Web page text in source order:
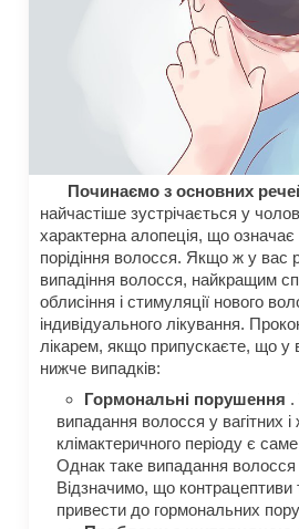
Починаємо з основних
найчастіше зустрічається у
характерна алопеція, що
порідіння волосся. Якщо ж у вас
випадіння волосся, найкращим
облисіння і стимуляції нового
індивідуального лікування.
лікарем, якщо припускаєте, що у
нижче випадків:
Гормональні порушення .
випадання волосся у вагітних і
клімактеричного періоду є
Однак таке випадання
Відзначимо, що
привести до гормональних